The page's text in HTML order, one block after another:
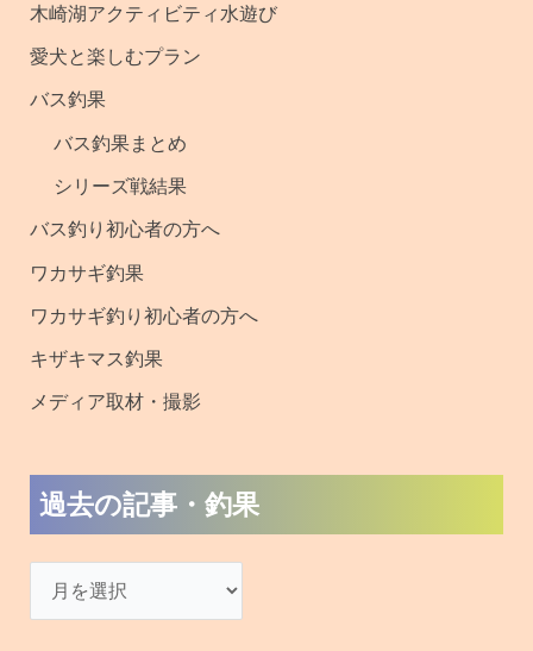
木崎湖アクティビティ水遊び
愛犬と楽しむプラン
バス釣果
バス釣果まとめ
シリーズ戦結果
バス釣り初心者の方へ
ワカサギ釣果
ワカサギ釣り初心者の方へ
キザキマス釣果
メディア取材・撮影
過去の記事・釣果
・
釣
果